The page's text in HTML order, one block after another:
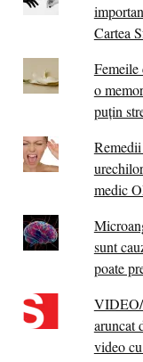
Cartea
Femeile
o
puțin
medic
sunt
poate
aruncat
video